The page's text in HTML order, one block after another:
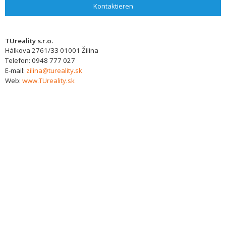
Kontaktieren
TUreality s.r.o.
Hálkova 2761/33 01001 Žilina
Telefon: 0948 777 027
E-mail: zilina@tureality.sk
Web: www.TUreality.sk